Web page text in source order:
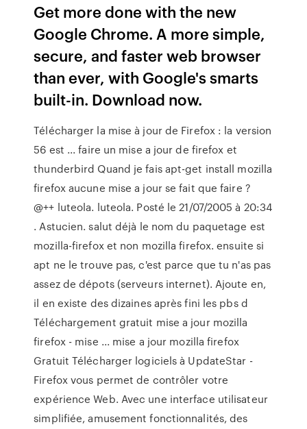
Get more done with the new
Google Chrome. A more simple,
secure, and faster web browser
than ever, with Google's smarts
built-in. Download now.
Télécharger la mise à jour de Firefox : la version
56 est ... faire un mise a jour de firefox et
thunderbird Quand je fais apt-get install mozilla
firefox aucune mise a jour se fait que faire ?
@++ luteola. luteola. Posté le 21/07/2005 à 20:34
. Astucien. salut déjà le nom du paquetage est
mozilla-firefox et non mozilla firefox. ensuite si
apt ne le trouve pas, c'est parce que tu n'as pas
assez de dépots (serveurs internet). Ajoute en,
il en existe des dizaines après fini les pbs d
Téléchargement gratuit mise a jour mozilla
firefox - mise ... mise a jour mozilla firefox
Gratuit Télécharger logiciels à UpdateStar -
Firefox vous permet de contrôler votre
expérience Web. Avec une interface utilisateur
simplifiée, amusement fonctionnalités, des